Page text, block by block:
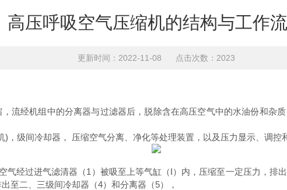
高压呼吸空气压缩机的结构与工作
更新时间：2022-11-08 点击次数：2023
流经机组中的分离器与过滤器后，脱除含在高压空气中的水油份和杂
，级间冷却器， 压缩空气分离、净化等处理装置，以及压力显示、调
气经过进气滤清器（1）被吸至上等气缸（I）内，压缩至一定压力，排
至二、三级间冷却器（4）和分离器（5），